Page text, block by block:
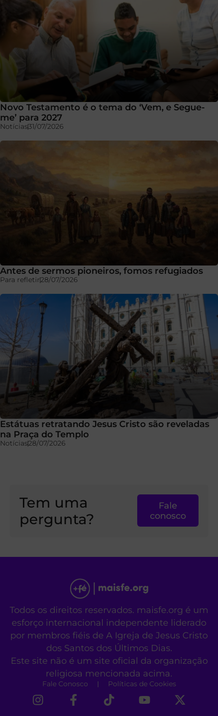
Novo Testamento é o tema do ‘Vem, e Segue-
me’ para 2027
Notícias31/07/2026
Antes de sermos pioneiros, fomos refugiados
Para refletir28/07/2026
Estátuas retratando Jesus Cristo são reveladas
na Praça do Templo
Notícias28/07/2026
Tem uma
pergunta?
Fale
conosco
Todos os direitos reservados. maisfe.org é um
esforço internacional independente liderado
por membros fiéis de A Igreja de Jesus Cristo
dos Santos dos Últimos Dias.
Este site não é um site oficial da organização
religiosa mencionada acima.
Fale Conosco Políticas de Cookies